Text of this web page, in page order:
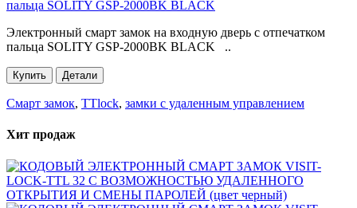
пальца SOLITY GSP-2000BK BLACK
Электронный смарт замок на входную дверь с отпечатком
пальца SOLITY GSP-2000BK BLACK ..
Купить Детали
Смарт замок, TTlock, замки с удаленным управлением
Хит продаж